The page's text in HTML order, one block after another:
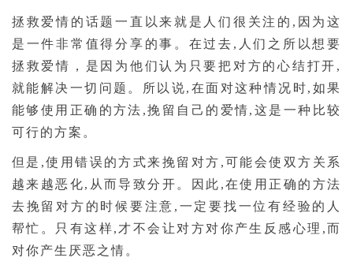
拯救爱情的话题一直以来就是人们很关注的,因为这
是一件非常值得分享的事。在过去,人们之所以想要
拯救爱情，是因为他们认为只要把对方的心结打开,
就能解决一切问题。所以说,在面对这种情况时,如果
能够使用正确的方法,挽留自己的爱情,这是一种比较
可行的方案。
但是,使用错误的方式来挽留对方,可能会使双方关系
越来越恶化,从而导致分开。因此,在使用正确的方法
去挽留对方的时候要注意,一定要找一位有经验的人
帮忙。只有这样,才不会让对方对你产生反感心理,而
对你产生厌恶之情。